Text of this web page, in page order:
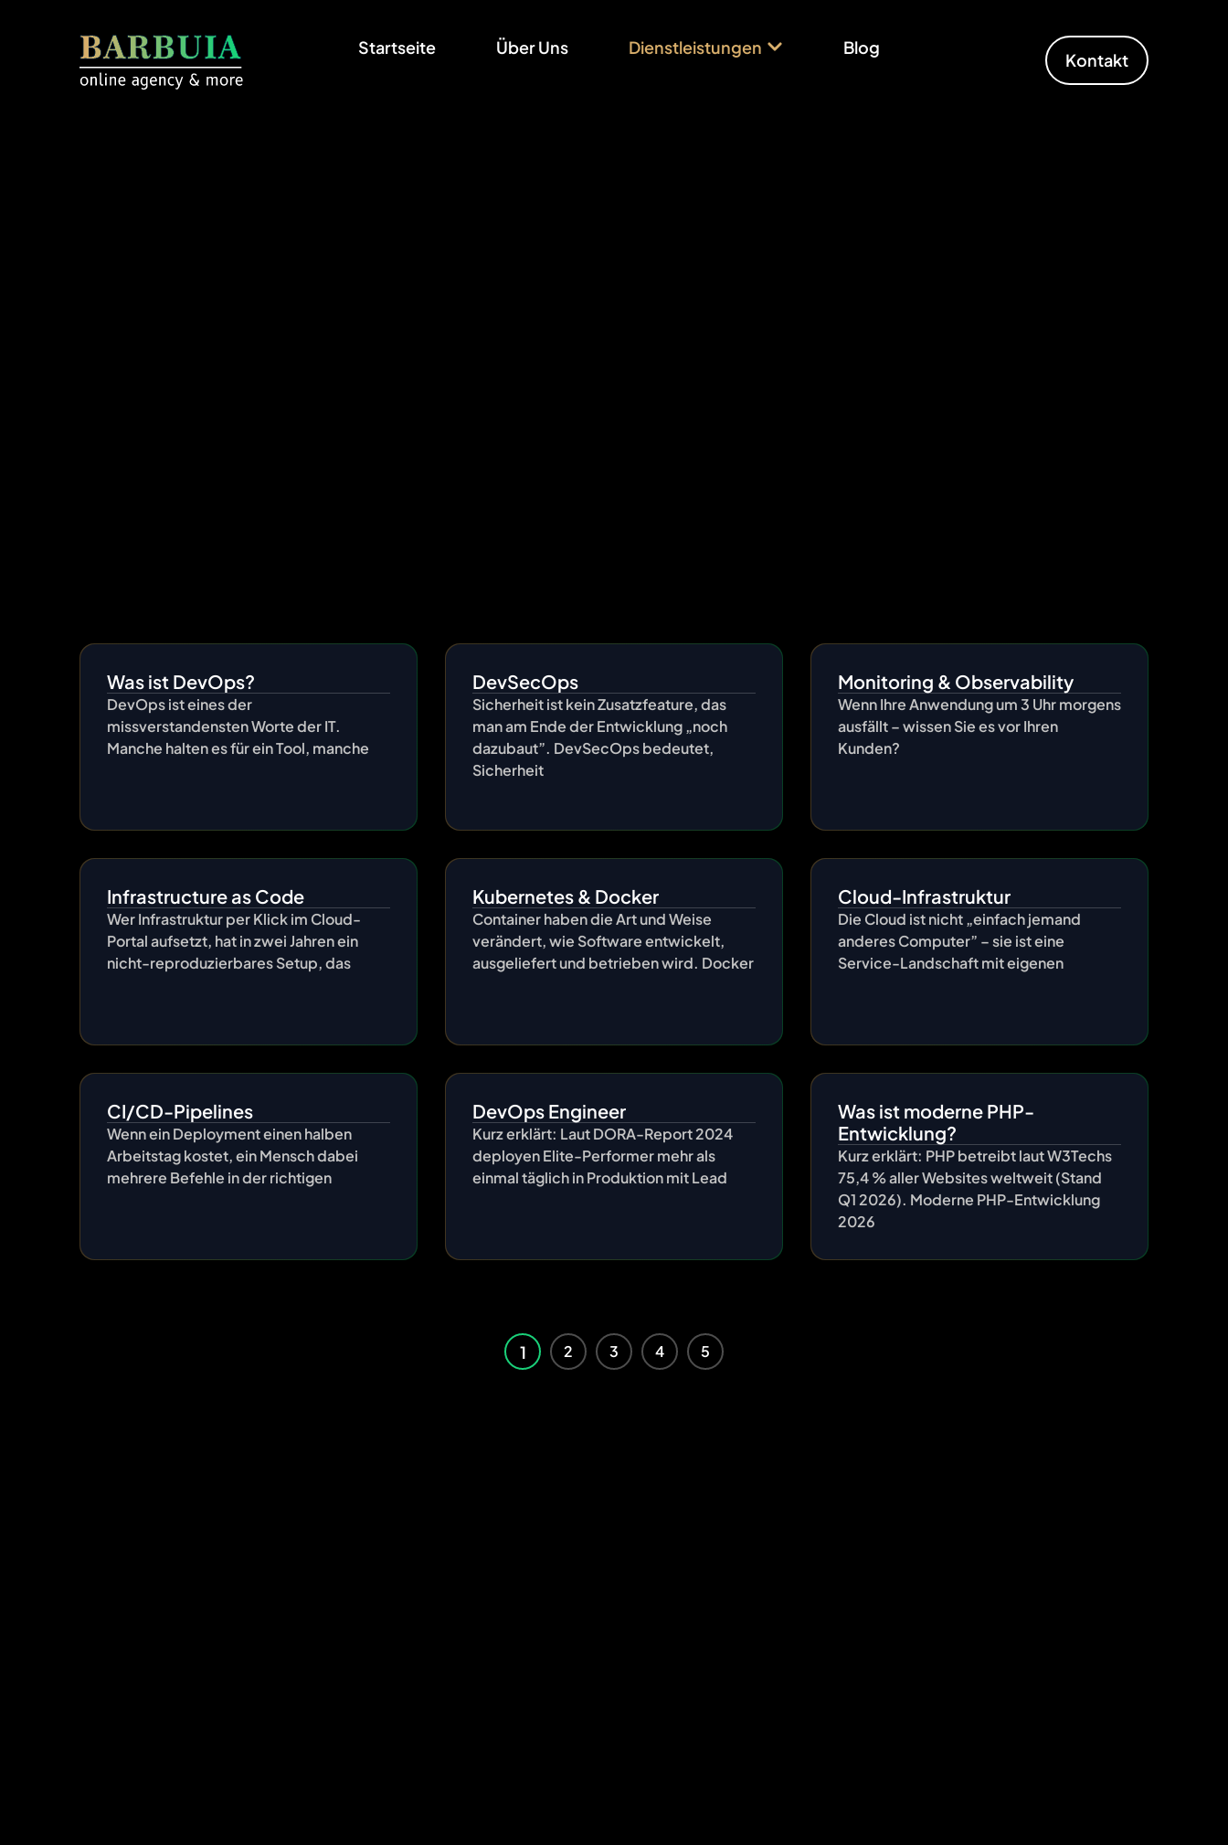
Startseite Über Uns Dienstleistungen Blog
Kontakt
Was ist DevOps?
DevOps ist eines der
missverstandensten Worte der IT.
Manche halten es für ein Tool, manche
DevSecOps
Sicherheit ist kein Zusatzfeature, das
man am Ende der Entwicklung „noch
dazubaut”. DevSecOps bedeutet,
Sicherheit
Monitoring & Observability
Wenn Ihre Anwendung um 3 Uhr morgens
ausfällt – wissen Sie es vor Ihren
Kunden?
Infrastructure as Code
Wer Infrastruktur per Klick im Cloud-
Portal aufsetzt, hat in zwei Jahren ein
nicht-reproduzierbares Setup, das
Kubernetes & Docker
Container haben die Art und Weise
verändert, wie Software entwickelt,
ausgeliefert und betrieben wird. Docker
Cloud-Infrastruktur
Die Cloud ist nicht „einfach jemand
anderes Computer” – sie ist eine
Service-Landschaft mit eigenen
CI/CD-Pipelines
Wenn ein Deployment einen halben
Arbeitstag kostet, ein Mensch dabei
mehrere Befehle in der richtigen
DevOps Engineer
Kurz erklärt: Laut DORA-Report 2024
deployen Elite-Performer mehr als
einmal täglich in Produktion mit Lead
Was ist moderne PHP-
Entwicklung?
Kurz erklärt: PHP betreibt laut W3Techs
75,4 % aller Websites weltweit (Stand
Q1 2026). Moderne PHP-Entwicklung
2026
1 2 3 4 5